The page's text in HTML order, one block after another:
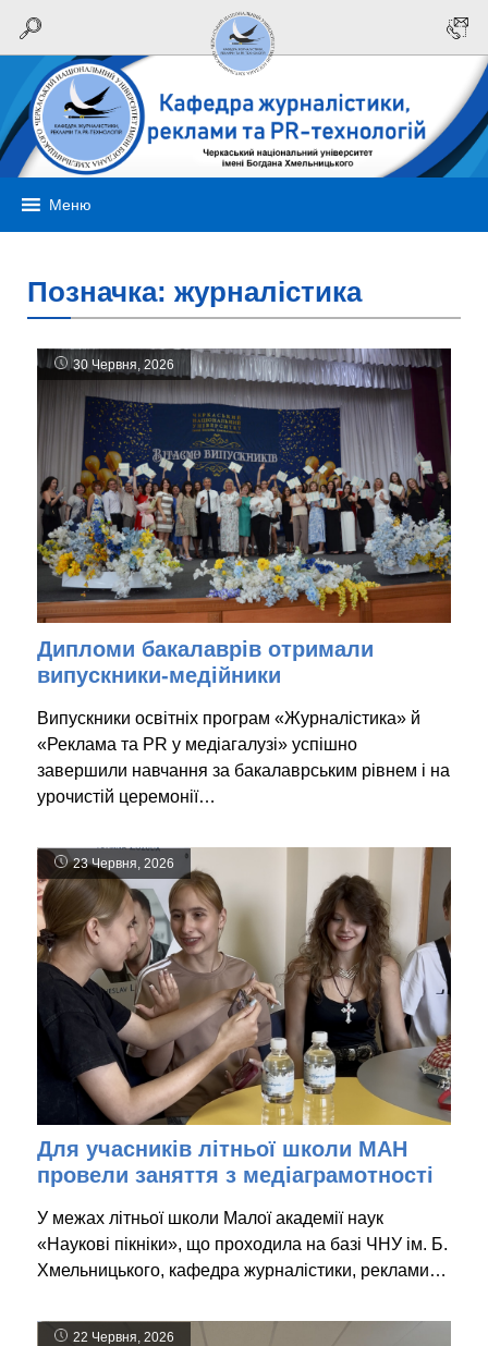
Меню
Позначка: журналістика
30 Червня, 2026
Дипломи бакалаврів отримали
випускники-медійники
Випускники освітніх програм «Журналістика» й
«Реклама та PR у медіагалузі» успішно
завершили навчання за бакалаврським рівнем і на
урочистій церемонії…
23 Червня, 2026
Для учасників літньої школи МАН
провели заняття з медіаграмотності
У межах літньої школи Малої академії наук
«Наукові пікніки», що проходила на базі ЧНУ ім. Б.
Хмельницького, кафедра журналістики, реклами…
22 Червня, 2026